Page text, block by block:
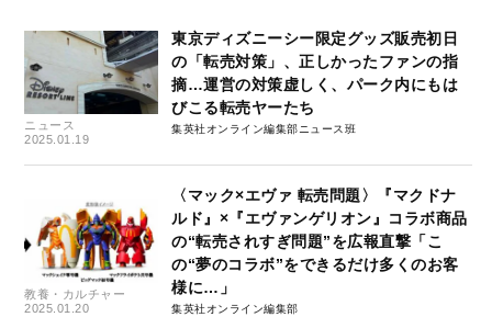
ニュース
2025.01.19
東京ディズニーシー限定グッズ販売初日
の「転売対策」、正しかったファンの指
摘…運営の対策虚しく、パーク内にもは
びこる転売ヤーたち
集英社オンライン編集部ニュース班
教養・カルチャー
2025.01.20
〈マック×エヴァ 転売問題〉『マクドナ
ルド』×『エヴァンゲリオン』コラボ商品
の“転売されすぎ問題”を広報直撃「こ
の“夢のコラボ”をできるだけ多くのお客
様に…」
集英社オンライン編集部